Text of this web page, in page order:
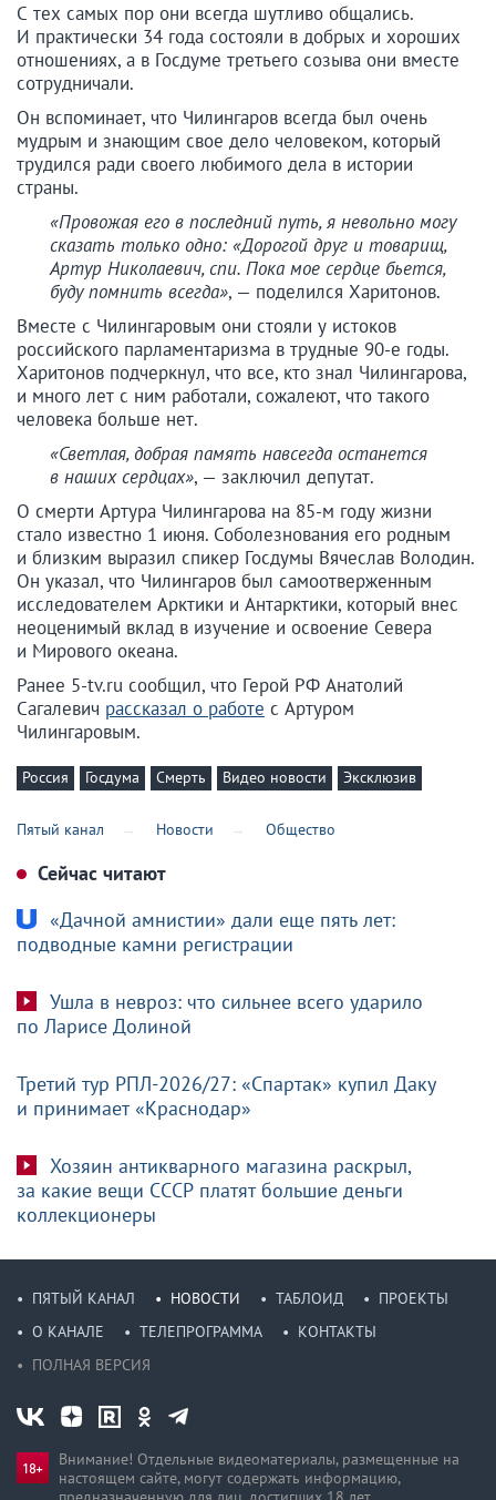
С тех самых пор они всегда шутливо общались.
И практически 34 года состояли в добрых и хороших
отношениях, а в Госдуме третьего созыва они вместе
сотрудничали.
Он вспоминает, что Чилингаров всегда был очень
мудрым и знающим свое дело человеком, который
трудился ради своего любимого дела в истории
страны.
«Провожая его в последний путь, я невольно могу
сказать только одно: «Дорогой друг и товарищ,
Артур Николаевич, спи. Пока мое сердце бьется,
буду помнить всегда», — поделился Харитонов.
Вместе с Чилингаровым они стояли у истоков
российского парламентаризма в трудные 90-е годы.
Харитонов подчеркнул, что все, кто знал Чилингарова,
и много лет с ним работали, сожалеют, что такого
человека больше нет.
«Светлая, добрая память навсегда останется
в наших сердцах», — заключил депутат.
О смерти Артура Чилингарова на 85-м году жизни
стало известно 1 июня. Соболезнования его родным
и близким выразил спикер Госдумы Вячеслав Володин.
Он указал, что Чилингаров был самоотверженным
исследователем Арктики и Антарктики, который внес
неоценимый вклад в изучение и освоение Севера
и Мирового океана.
Ранее 5-tv.ru сообщил, что Герой РФ Анатолий
Сагалевич рассказал о работе с Артуром
Чилингаровым.
Россия Госдума Смерть Видео новости Эксклюзив
Пятый канал Новости Общество
Сейчас читают
«Дачной амнистии» дали еще пять лет:
подводные камни регистрации
Ушла в невроз: что сильнее всего ударило
по Ларисе Долиной
Третий тур РПЛ-2026/27: «Спартак» купил Даку
и принимает «Краснодар»
Хозяин антикварного магазина раскрыл,
за какие вещи СССР платят большие деньги
коллекционеры
ПЯТЫЙ КАНАЛ НОВОСТИ ТАБЛОИД
ПРОЕКТЫ
О КАНАЛЕ
ТЕЛЕПРОГРАММА
КОНТАКТЫ
ПОЛНАЯ ВЕРСИЯ
Внимание! Отдельные видеоматериалы, размещенные на
настоящем сайте, могут содержать информацию,